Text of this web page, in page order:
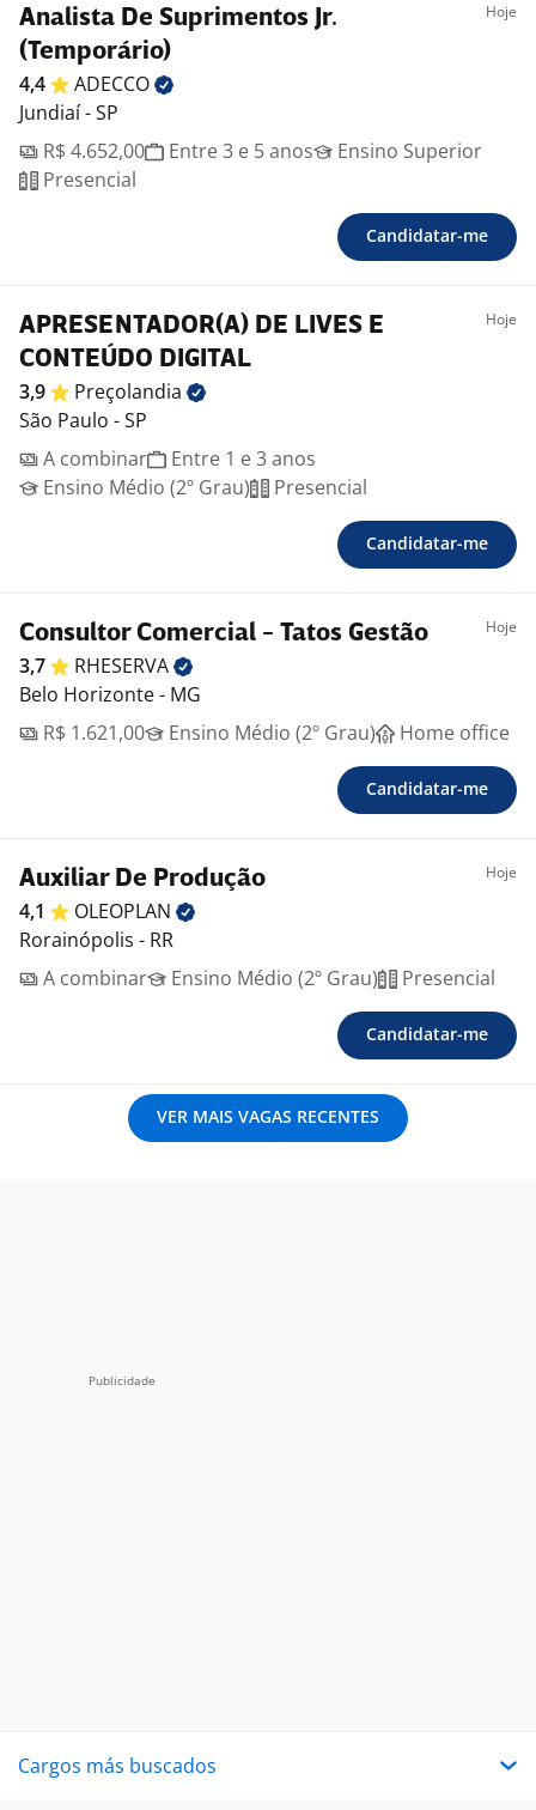
Analista De Suprimentos Jr.
(Temporário)
Hoje
4,4
ADECCO
Jundiaí - SP
R$ 4.652,00
Entre 3 e 5 anos
Ensino Superior
Presencial
Candidatar-me
APRESENTADOR(A) DE LIVES E
CONTEÚDO DIGITAL
Hoje
3,9
Preçolandia
São Paulo - SP
A combinar
Entre 1 e 3 anos
Ensino Médio (2º Grau)
Presencial
Candidatar-me
Consultor Comercial - Tatos Gestão Hoje
3,7
RHESERVA
Belo Horizonte - MG
R$ 1.621,00
Ensino Médio (2º Grau) Home office
Candidatar-me
Auxiliar De Produção Hoje
4,1
OLEOPLAN
Rorainópolis - RR
A combinar
Ensino Médio (2º Grau) Presencial
Candidatar-me
VER MAIS VAGAS RECENTES
Cargos más buscados